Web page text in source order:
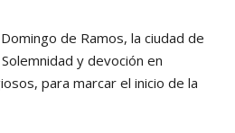
de Ramos, la ciudad de
y devoción en
para marcar el inicio de la